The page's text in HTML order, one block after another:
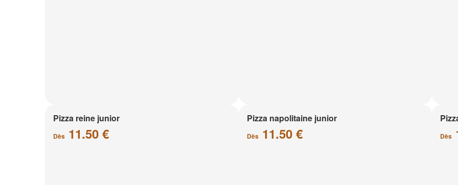
Pizza reine junior
Dès 11.50 €
Pizza napolitaine junior
Dès11.50 € Dès